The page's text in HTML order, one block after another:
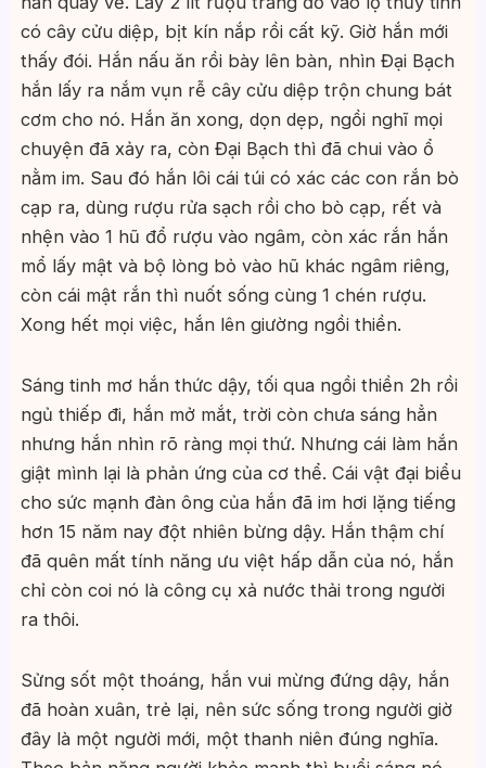
có cây cửu diệp, bịt kín nắp rồi cất kỹ. Giờ hắn mới
thấy đói. Hắn nấu ăn rồi bày lên bàn, nhìn Đại Bạch
hắn lấy ra nắm vụn rễ cây cửu diệp trộn chung bát
cơm cho nó. Hắn ăn xong, dọn dẹp, ngồi nghĩ mọi
chuyện đã xảy ra, còn Đại Bạch thì đã chui vào ổ
nằm im. Sau đó hắn lôi cái túi có xác các con rắn bò
cạp ra, dùng rượu rửa sạch rồi cho bò cạp, rết và
nhện vào 1 hũ đổ rượu vào ngâm, còn xác rắn hắn
mổ lấy mật và bộ lòng bỏ vào hũ khác ngâm riêng,
còn cái mật rắn thì nuốt sống cùng 1 chén rượu.
Xong hết mọi việc, hắn lên giường ngồi thiền.
Sáng tinh mơ hắn thức dậy, tối qua ngồi thiền 2h rồi
ngủ thiếp đi, hắn mở mắt, trời còn chưa sáng hẳn
nhưng hắn nhìn rõ ràng mọi thứ. Nhưng cái làm hắn
giật mình lại là phản ứng của cơ thể. Cái vật đại biểu
cho sức mạnh đàn ông của hắn đã im hơi lặng tiếng
hơn 15 năm nay đột nhiên bừng dậy. Hắn thậm chí
đã quên mất tính năng ưu việt hấp dẫn của nó, hắn
chỉ còn coi nó là công cụ xả nước thải trong người
ra thôi.
Sửng sốt một thoáng, hắn vui mừng đứng dậy, hắn
đã hoàn xuân, trẻ lại, nên sức sống trong người giờ
đây là một người mới, một thanh niên đúng nghĩa.